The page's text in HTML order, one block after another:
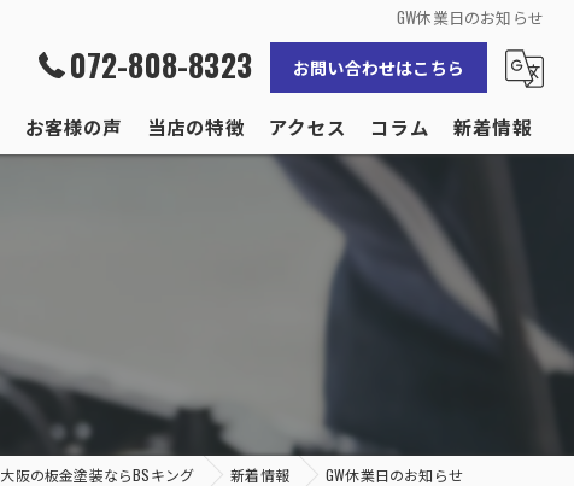
GW休業日のお知らせ
072-808-8323 お問い合わせはこちら
お客様の声 当店の特徴
輸入車
アクセス コラム 新着情報
大阪の板金塗装ならBSキング 新着情報 GW休業日のお知らせ